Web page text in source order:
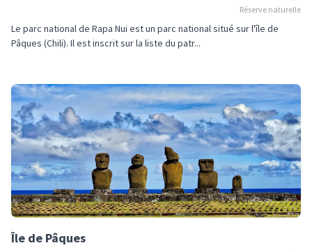
Réserve naturelle
Le parc national de Rapa Nui est un parc national situé sur l'île de
Pâques (Chili). Il est inscrit sur la liste du patr...
Île de Pâques